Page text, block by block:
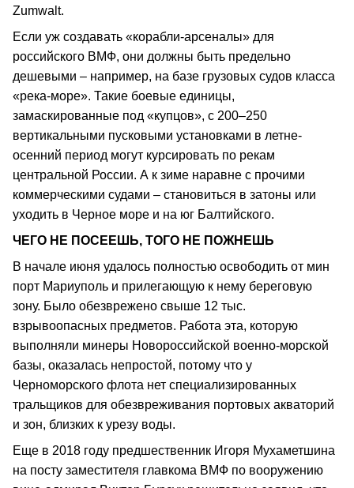
Zumwalt.
Если уж создавать «корабли-арсеналы» для
российского ВМФ, они должны быть предельно
дешевыми – например, на базе грузовых судов класса
«река-море». Такие боевые единицы,
замаскированные под «купцов», с 200–250
вертикальными пусковыми установками в летне-
осенний период могут курсировать по рекам
центральной России. А к зиме наравне с прочими
коммерческими судами – становиться в затоны или
уходить в Черное море и на юг Балтийского.
ЧЕГО НЕ ПОСЕЕШЬ, ТОГО НЕ ПОЖНЕШЬ
В начале июня удалось полностью освободить от мин
порт Мариуполь и прилегающую к нему береговую
зону. Было обезврежено свыше 12 тыс.
взрывоопасных предметов. Работа эта, которую
выполняли минеры Новороссийской военно-морской
базы, оказалась непростой, потому что у
Черноморского флота нет специализированных
тральщиков для обезвреживания портовых акваторий
и зон, близких к урезу воды.
Еще в 2018 году предшественник Игоря Мухаметшина
на посту заместителя главкома ВМФ по вооружению